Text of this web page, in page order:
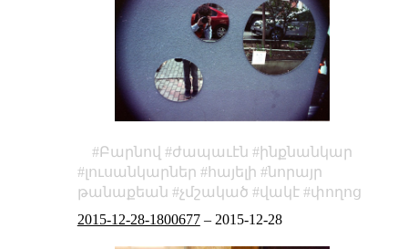
Բարնով ժապաւէն
ինքնանկար
լուսանկարներ
հայելի
նորայր
թանաքեան
չմշակած վակէ
փողոց
2015-12-28-1800677– 2015-12-28